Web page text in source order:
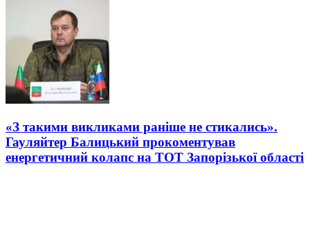
«З такими викликами раніше не стикались».
Гауляйтер Балицький прокоментував
енергетичний колапс на ТОТ Запорізької області